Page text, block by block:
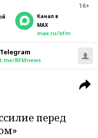
16+
Канал в
MAX
max.ru/bfm
Telegram
t.me/BFMnews
перед